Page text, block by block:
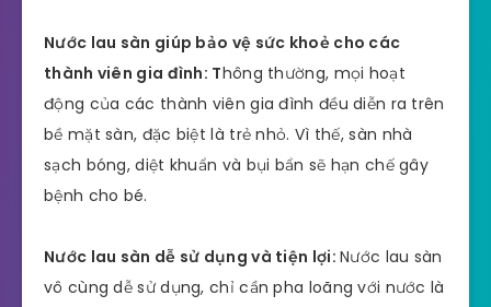
Nước lau sàn giúp bảo vệ sức khoẻ cho các
thành viên gia đình: Thông thường, mọi hoạt
động của các thành viên gia đình đều diễn ra trên
bề mặt sàn, đặc biệt là trẻ nhỏ. Vì thế, sàn nhà
sạch bóng, diệt khuẩn và bụi bẩn sẽ hạn chế gây
bệnh cho bé.
Nước lau sàn dễ sử dụng và tiện lợi:Nước lau sàn
vô cùng dễ sử dụng, chỉ cần pha loãng với nước là